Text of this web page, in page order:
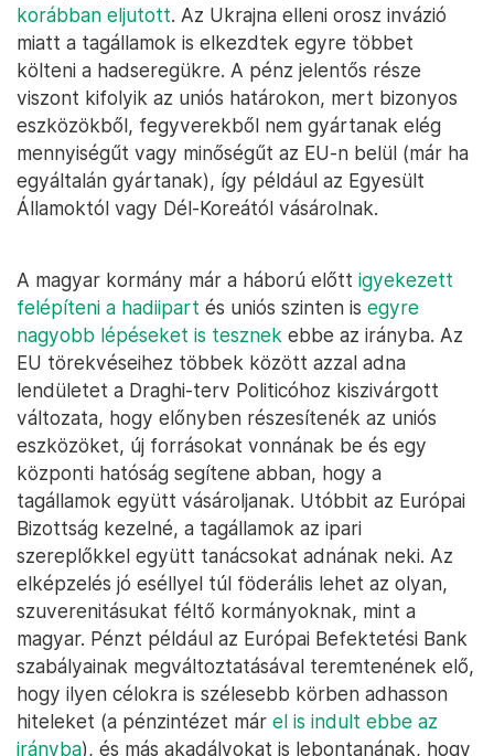
korábban eljutott. Az Ukrajna elleni orosz invázió
miatt a tagállamok is elkezdtek egyre többet
költeni a hadseregükre. A pénz jelentős része
viszont kifolyik az uniós határokon, mert bizonyos
eszközökből, fegyverekből nem gyártanak elég
mennyiségűt vagy minőségűt az EU-n belül (már ha
egyáltalán gyártanak), így például az Egyesült
Államoktól vagy Dél-Koreától vásárolnak.
A magyar kormány már a háború előtt igyekezett
felépíteni a hadiipart és uniós szinten is egyre
nagyobb lépéseket is tesznek ebbe az irányba. Az
EU törekvéseihez többek között azzal adna
lendületet a Draghi-terv Politicóhoz kiszivárgott
változata, hogy előnyben részesítenék az uniós
eszközöket, új forrásokat vonnának be és egy
központi hatóság segítene abban, hogy a
tagállamok együtt vásároljanak. Utóbbit az Európai
Bizottság kezelné, a tagállamok az ipari
szereplőkkel együtt tanácsokat adnának neki. Az
elképzelés jó eséllyel túl föderális lehet az olyan,
szuverenitásukat féltő kormányoknak, mint a
magyar. Pénzt például az Európai Befektetési Bank
szabályainak megváltoztatásával teremtenének elő,
hogy ilyen célokra is szélesebb körben adhasson
hiteleket (a pénzintézet már el is indult ebbe az
irányba), és más akadályokat is lebontanának, hogy